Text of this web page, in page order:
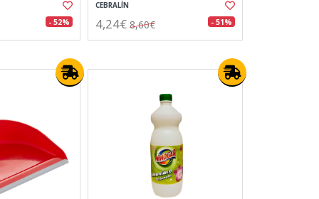
- 52%
CEBRALÍN
4,24€ 8,60€ - 51%